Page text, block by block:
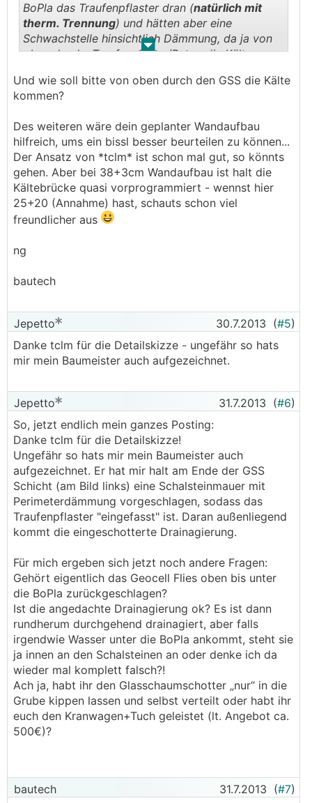
. .
BoPla das Traufenpflaster dran (natürlich mit
therm. Trennung) und hätten aber eine
Schwachstelle hinsichtlich Dämmung, da ja von
oben durchs Traufenplaster/Beton die Kälte
da der GSS hier ja nicht die volle Dicke wie von
gerade von unten nach oben hat.
Und wie soll bitte von oben durch den GSS die Kälte
kommen?
Des weiteren wäre dein geplanter Wandaufbau
hilfreich, ums ein bissl besser beurteilen zu können...
Der Ansatz von *tclm* ist schon mal gut, so könnts
gehen. Aber bei 38+3cm Wandaufbau ist halt die
Kältebrücke quasi vorprogrammiert - wennst hier
25+20 (Annahme) hast, schauts schon viel
freundlicher aus
ng
bautech
Jepetto 30.7.2013 (#5)
Danke tclm für die Detailskizze - ungefähr so hats
mir mein Baumeister auch aufgezeichnet.
Jepetto 31.7.2013 (#6)
So, jetzt endlich mein ganzes Posting:
Danke tclm für die Detailskizze!
Ungefähr so hats mir mein Baumeister auch
aufgezeichnet. Er hat mir halt am Ende der GSS
Schicht (am Bild links) eine Schalsteinmauer mit
Perimeterdämmung vorgeschlagen, sodass das
Traufenpflaster "eingefasst" ist. Daran außenliegend
kommt die eingeschotterte Drainagierung.
Für mich ergeben sich jetzt noch andere Fragen:
Gehört eigentlich das Geocell Flies oben bis unter
die BoPla zurückgeschlagen?
Ist die angedachte Drainagierung ok? Es ist dann
rundherum durchgehend drainagiert, aber falls
irgendwie Wasser unter die BoPla ankommt, steht sie
ja innen an den Schalsteinen an oder denke ich da
wieder mal komplett falsch?!
Ach ja, habt ihr den Glasschaumschotter „nur“ in die
Grube kippen lassen und selbst verteilt oder habt ihr
euch den Kranwagen+Tuch geleistet (lt. Angebot ca.
500€)?
bautech 31.7.2013 (#7)